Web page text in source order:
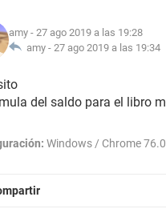
amy - 27 ago 2019 a las 19:28
amy - 27 ago 2019 a las 19:34
del saldo para el libro
Windows / Chrome